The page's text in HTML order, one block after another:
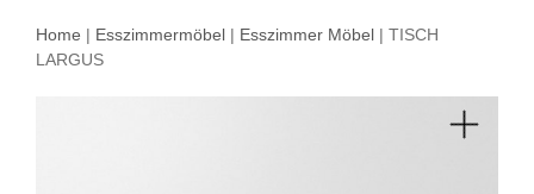
Home | Esszimmermöbel | Esszimmer Möbel | TISCH
LARGUS